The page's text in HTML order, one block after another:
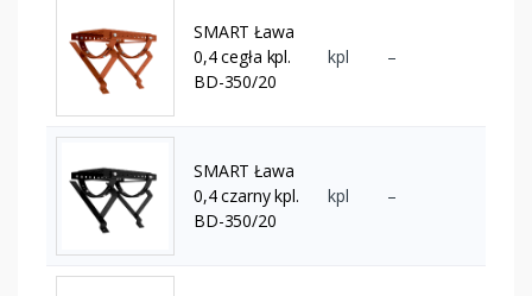
SMART Ława
0,4 cegła kpl.
BD-350/20
kpl –
SMART Ława
0,4 czarny kpl.
BD-350/20
kpl –